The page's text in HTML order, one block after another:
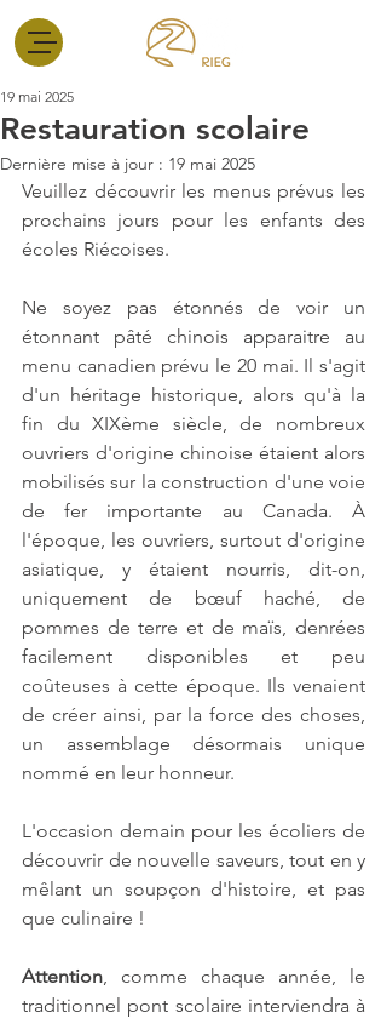
Restauration scolaire
19 mai 2025
Dernière mise à jour : 19 mai 2025
Veuillez découvrir les menus prévus les
prochains jours pour les enfants des
écoles Riécoises.
Ne soyez pas étonnés de voir un
étonnant pâté chinois apparaitre au
menu canadien prévu le 20 mai. Il s'agit
d'un héritage historique, alors qu'à la
fin du XIXème siècle, de nombreux
ouvriers d'origine chinoise étaient alors
mobilisés sur la construction d'une voie
de fer importante au Canada. À
l'époque, les ouvriers, surtout d'origine
asiatique, y étaient nourris, dit-on,
uniquement de bœuf haché, de
pommes de terre et de maïs, denrées
facilement disponibles et peu
coûteuses à cette époque. Ils venaient
de créer ainsi, par la force des choses,
un assemblage désormais unique
nommé en leur honneur.
L'occasion demain pour les écoliers de
découvrir de nouvelle saveurs, tout en y
mêlant un soupçon d'histoire, et pas
que culinaire !
Attention, comme chaque année, le
traditionnel pont scolaire interviendra à